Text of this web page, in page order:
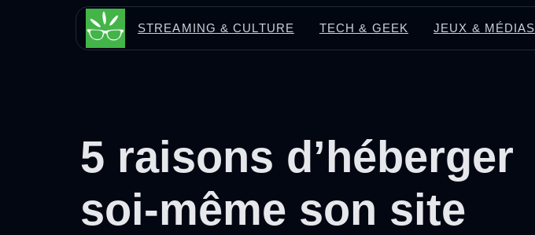
STREAMING & CULTURE TECH & GEEK JEUX & MÉDIAS
5 raisons d’héberger
soi-même son site